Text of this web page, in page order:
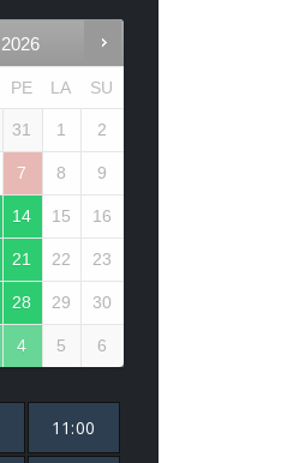
2026
PE LA SU
31 1 2
7 8 9
14 15 16
21 22 23
28 29 30
4 5 6
11:00